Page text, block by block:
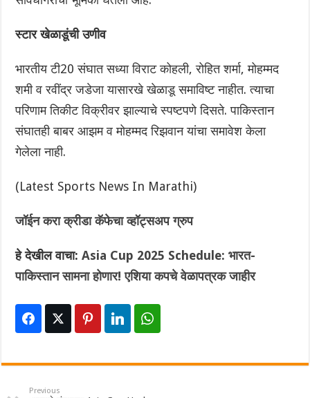
स्टार खेळाडूंची उणीव
भारतीय टी20 संघात सध्या विराट कोहली, रोहित शर्मा, मोहम्मद
शमी व रवींद्र जडेजा यासारखे खेळाडू समाविष्ट नाहीत. त्याचा
परिणाम तिकीट विक्रीवर झाल्याचे स्पष्टपणे दिसते. पाकिस्तान
संघातही बाबर आझम व मोहम्मद रिझवान यांचा समावेश केला
गेलेला नाही.
(Latest Sports News In Marathi)
जॉईन करा क्रीडा कॅफेचा व्हॉट्सअप ग्रुप
हे देखील वाचा:Asia Cup 2025 Schedule: भारत-
पाकिस्तान सामना होणार! एशिया कपचे वेळापत्रक जाहीर
Previous